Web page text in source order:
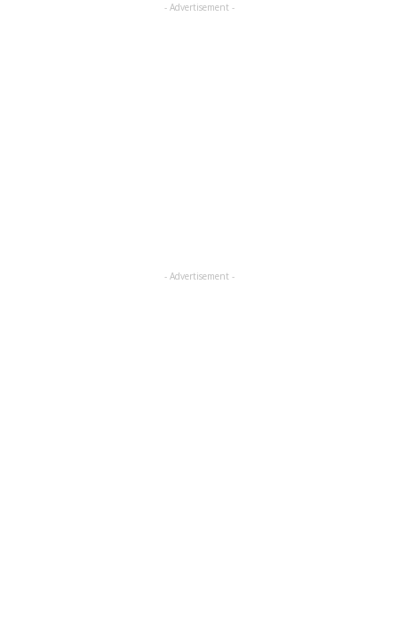
- Advertisement -
- Advertisement -